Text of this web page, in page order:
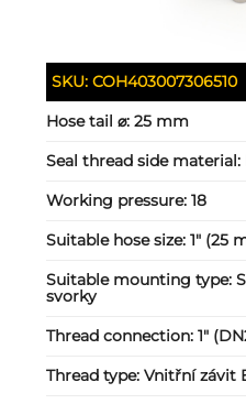
SKU:COH403007306510
Hose tail ⌀:25 mm
Seal thread side material:
Working pressure:18
Suitable hose size:1" (25
Suitable mounting type:
svorky
Thread connection:1"
Thread type:Vnitřní závit